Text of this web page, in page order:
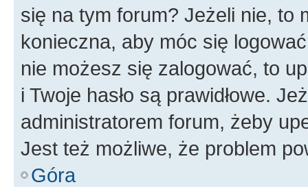
się na tym forum? Jeżeli nie, to
konieczna, aby móc się
nie możesz się zalogować, to
i Twoje hasło są prawidłowe.
administratorem forum, żeby
Jest też możliwe, że problem
Góra